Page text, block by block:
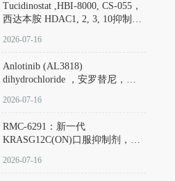
Tucidinostat ,HBI-8000, CS-055，
西达本胺 HDAC1, 2, 3, 10抑制剂
D808567) - DKM活性分子
2026-07-16
Anlotinib (AL3818)
dihydrochloride ，安罗替尼，
Hydrochloride实验方法步骤SOP
2026-07-16
RMC-6291：新一代
KRASG12C(ON)口服抑制剂，
(Elironrasib)CAS#2641998-63-0
2026-07-16